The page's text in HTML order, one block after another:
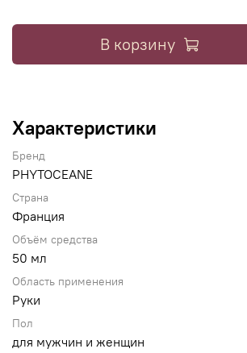
В корзину
Характеристики
Бренд
PHYTOCEANE
Страна
Франция
Объём средства
50 мл
Область применения
Руки
Пол
для мужчин и женщин